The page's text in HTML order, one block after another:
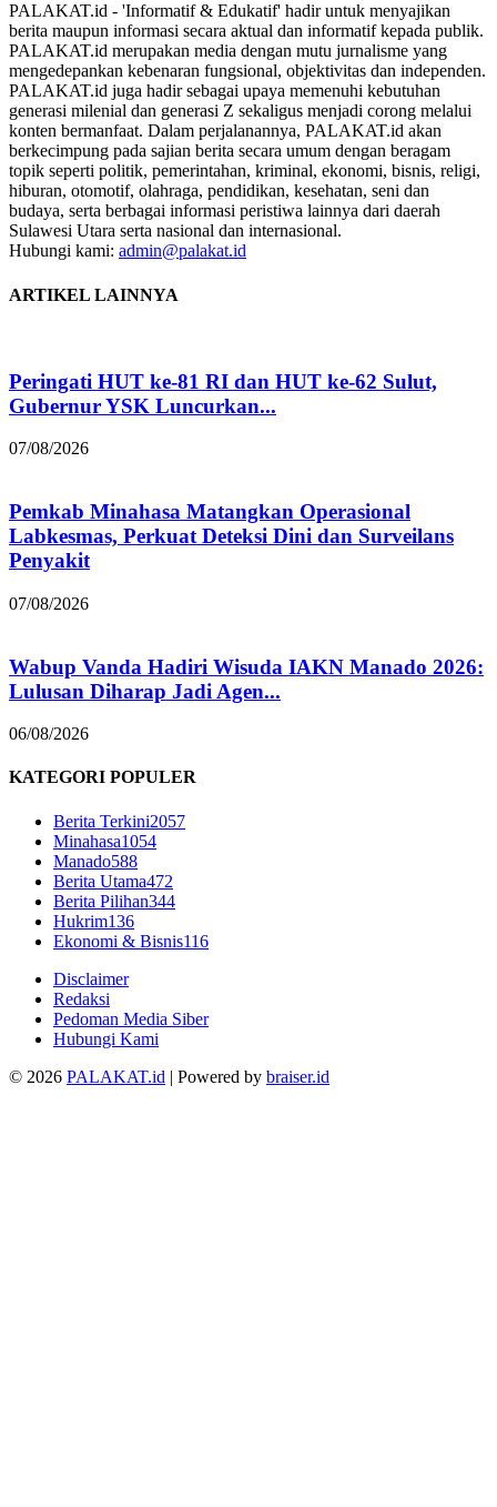
PALAKAT.id - 'Informatif & Edukatif' hadir untuk menyajikan
berita maupun informasi secara aktual dan informatif kepada publik.
PALAKAT.id merupakan media dengan mutu jurnalisme yang
mengedepankan kebenaran fungsional, objektivitas dan independen.
PALAKAT.id juga hadir sebagai upaya memenuhi kebutuhan
generasi milenial dan generasi Z sekaligus menjadi corong melalui
konten bermanfaat. Dalam perjalanannya, PALAKAT.id akan
berkecimpung pada sajian berita secara umum dengan beragam
topik seperti politik, pemerintahan, kriminal, ekonomi, bisnis, religi,
hiburan, otomotif, olahraga, pendidikan, kesehatan, seni dan
budaya, serta berbagai informasi peristiwa lainnya dari daerah
Sulawesi Utara serta nasional dan internasional.
Hubungi kami: admin@palakat.id
ARTIKEL LAINNYA
Peringati HUT ke-81 RI dan HUT ke-62 Sulut,
Gubernur YSK Luncurkan...
07/08/2026
Pemkab Minahasa Matangkan Operasional
Labkesmas, Perkuat Deteksi Dini dan Surveilans
Penyakit
07/08/2026
Wabup Vanda Hadiri Wisuda IAKN Manado 2026:
Lulusan Diharap Jadi Agen...
06/08/2026
KATEGORI POPULER
Berita Terkini2057
Minahasa1054
Manado588
Berita Utama472
Berita Pilihan344
Hukrim136
Ekonomi & Bisnis116
Disclaimer
Redaksi
Pedoman Media Siber
Hubungi Kami
© 2026 PALAKAT.id | Powered by braiser.id